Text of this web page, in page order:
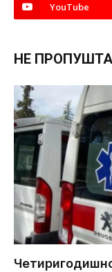
YouTube
НЕ